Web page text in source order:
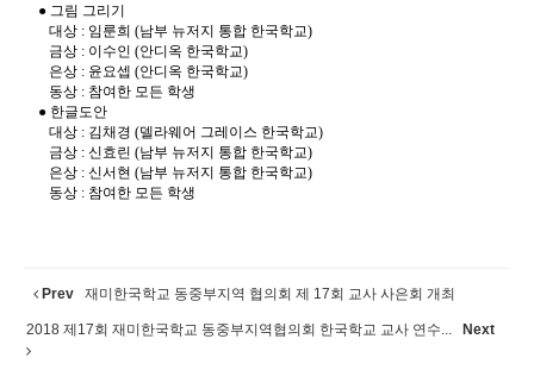
● 그림 그리기
대상 : 임룬희 (남부 뉴저지 통합 한국학교)
금상 : 이수인 (안디옥 한국학교)
은상 : 윤요셉 (안디옥 한국학교)
동상 : 참여한 모든 학생
● 한글도안
대상 : 김채경 (델라웨어 그레이스 한국학교)
금상 : 신효린 (남부 뉴저지 통합 한국학교)
은상 : 신서현 (남부 뉴저지 통합 한국학교)
동상 : 참여한 모든 학생
Prev 재미한국학교 동중부지역 협의회 제 17회 교사 사은회 개최
2018 제17회 재미한국학교 동중부지역협의회 한국학교 교사 연수... Next